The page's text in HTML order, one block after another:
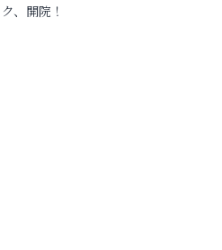
、開院！